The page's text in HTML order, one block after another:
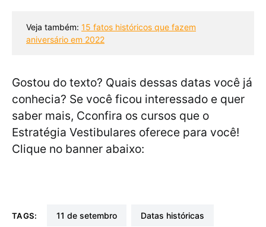
Veja também: 15 fatos históricos que fazem
aniversário em 2022
Gostou do texto? Quais dessas datas você já
conhecia? Se você ficou interessado e quer
saber mais, Cconfira os cursos que o
Estratégia Vestibulares oferece para você!
Clique no banner abaixo:
TAGS: 11 de setembro datas históricas